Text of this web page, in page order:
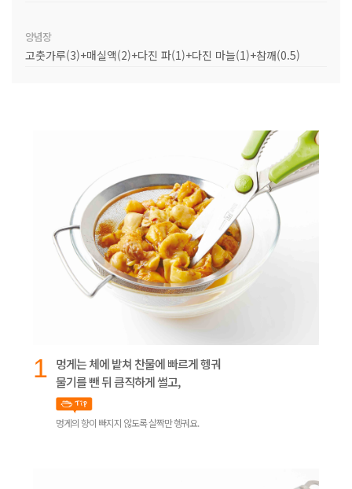
양념장
고춧가루(3)+매실액(2)+다진 파(1)+다진 마늘(1)+참깨(0.5)
1 멍게는 체에 밭쳐 찬물에 빠르게 헹궈
물기를 뺀 뒤 큼직하게 썰고,
멍게의 향이 빠지지 않도록 살짝만 헹궈요.